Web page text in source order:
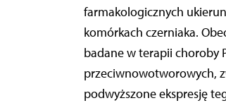
farmakologicznych
komórkach czerniaka.
badane w terapii choroby
przeciwnowotworowych,
podwyższone ekspresję